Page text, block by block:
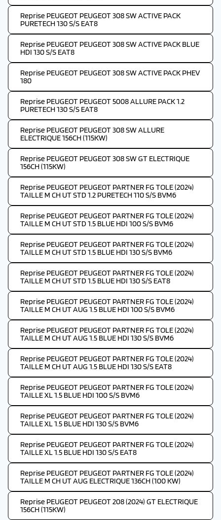
Reprise PEUGEOT PEUGEOT 308 SW ACTIVE PACK
PURETECH 130 S/S EAT8
Reprise PEUGEOT PEUGEOT 308 SW ACTIVE PACK BLUE
HDI 130 S/S EAT8
Reprise PEUGEOT PEUGEOT 308 SW ACTIVE PACK PHEV
180
Reprise PEUGEOT PEUGEOT 5008 ALLURE PACK 1.2
PURETECH 130 S/S EAT8
Reprise PEUGEOT PEUGEOT 308 SW ALLURE
ELECTRIQUE 156CH (115KW)
Reprise PEUGEOT PEUGEOT 308 SW GT ELECTRIQUE
156CH (115KW)
Reprise PEUGEOT PEUGEOT PARTNER FG TOLE (2024)
TAILLE M CH UT STD 1.2 PURETECH 110 S/S BVM6
Reprise PEUGEOT PEUGEOT PARTNER FG TOLE (2024)
TAILLE M CH UT STD 1.5 BLUE HDI 100 S/S BVM6
Reprise PEUGEOT PEUGEOT PARTNER FG TOLE (2024)
TAILLE M CH UT STD 1.5 BLUE HDI 130 S/S BVM6
Reprise PEUGEOT PEUGEOT PARTNER FG TOLE (2024)
TAILLE M CH UT STD 1.5 BLUE HDI 130 S/S EAT8
Reprise PEUGEOT PEUGEOT PARTNER FG TOLE (2024)
TAILLE M CH UT AUG 1.5 BLUE HDI 100 S/S BVM6
Reprise PEUGEOT PEUGEOT PARTNER FG TOLE (2024)
TAILLE M CH UT AUG 1.5 BLUE HDI 130 S/S BVM6
Reprise PEUGEOT PEUGEOT PARTNER FG TOLE (2024)
TAILLE M CH UT AUG 1.5 BLUE HDI 130 S/S EAT8
Reprise PEUGEOT PEUGEOT PARTNER FG TOLE (2024)
TAILLE XL 1.5 BLUE HDI 100 S/S BVM6
Reprise PEUGEOT PEUGEOT PARTNER FG TOLE (2024)
TAILLE XL 1.5 BLUE HDI 130 S/S BVM6
Reprise PEUGEOT PEUGEOT PARTNER FG TOLE (2024)
TAILLE XL 1.5 BLUE HDI 130 S/S EAT8
Reprise PEUGEOT PEUGEOT PARTNER FG TOLE (2024)
TAILLE M CH UT AUG ELECTRIQUE 136CH (100 KW)
Reprise PEUGEOT PEUGEOT 208 (2024) GT ELECTRIQUE
156CH (115KW)